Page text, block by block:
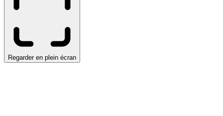
Regarder en plein écran